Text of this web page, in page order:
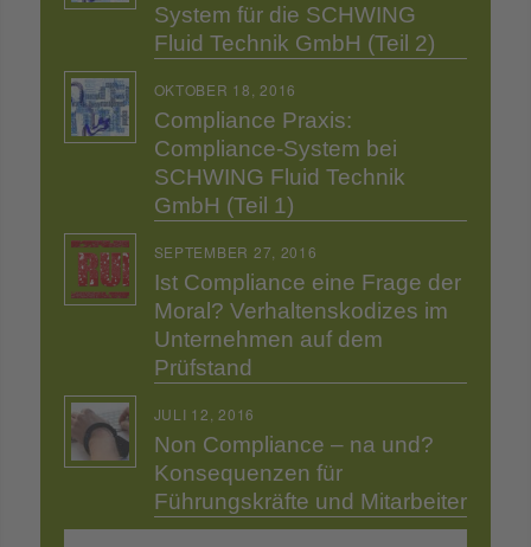
System für die SCHWING
Fluid Technik GmbH (Teil 2)
OKTOBER 18, 2016
Compliance Praxis:
Compliance-System bei
SCHWING Fluid Technik
GmbH (Teil 1)
SEPTEMBER 27, 2016
Ist Compliance eine Frage der
Moral? Verhaltenskodizes im
Unternehmen auf dem
Prüfstand
JULI 12, 2016
Non Compliance – na und?
Konsequenzen für
Führungskräfte und Mitarbeiter